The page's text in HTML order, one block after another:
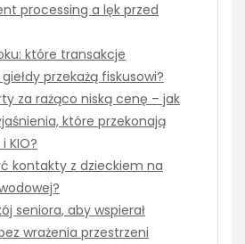
processing a lęk przed
które transakcje
przekażą fiskusowi?
za rażąco niską cenę – jak
które przekonają
KIO?
kontakty z dzieckiem na
seniora, aby wspierał
wrażenia przestrzeni